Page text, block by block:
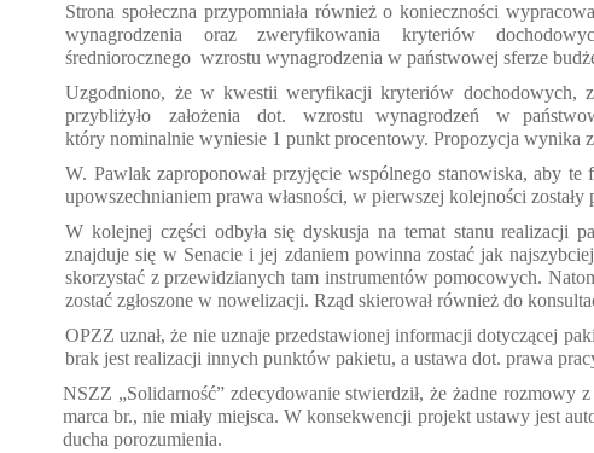
Strona społeczna przypomniała również o konieczności
wynagrodzenia
oraz zweryfikowania kryteriów
średniorocznego wzrostu wynagrodzenia w państwowej sferze
Uzgodniono, że w kwestii weryfikacji kryteriów dochodowych,
przybliżyło
założenia dot. wzrostu wynagrodzeń w
który nominalnie wyniesie 1 punkt procentowy. Propozycja wynika
W. Pawlak zaproponował przyjęcie wspólnego stanowiska, aby
upowszechnianiem prawa własności, w pierwszej kolejności
W kolejnej części odbyła się dyskusja na temat stanu realizacji
znajduje się w Senacie i jej zdaniem powinna zostać jak
skorzystać z przewidzianych tam instrumentów pomocowych.
zostać zgłoszone w nowelizacji. Rząd skierował również do
OPZZ uznał, że nie uznaje przedstawionej informacji dotyczącej
brak jest realizacji innych punktów pakietu, a ustawa dot. prawa
NSZZ „Solidarność” zdecydowanie stwierdził, że żadne rozmowy
marca br., nie miały miejsca. W konsekwencji projekt ustawy jest
ducha porozumienia.